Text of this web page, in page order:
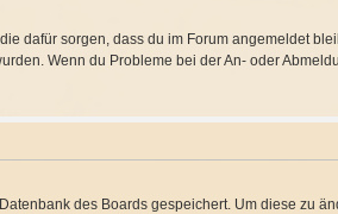
dafür sorgen, dass du im Forum angemeldet
Wenn du Probleme bei der An- oder
des Boards gespeichert. Um diese zu